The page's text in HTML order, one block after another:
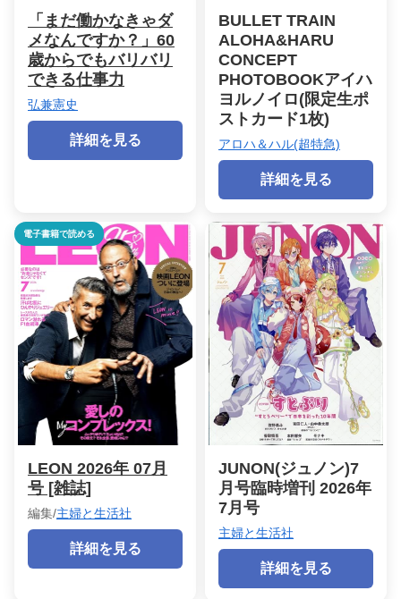
「まだ働かなきゃダ
メなんですか？」60
歳からでもバリバリ
できる仕事力
弘兼憲史
詳細を見る
BULLET TRAIN
ALOHA&HARU
CONCEPT
PHOTOBOOKアイハ
ヨルノイロ(限定生ポ
ストカード1枚)
アロハ＆ハル(超特急)
詳細を見る
電子書籍で読める
LEON 2026年 07月
号 [雑誌]
編集/主婦と生活社
詳細を見る
JUNON(ジュノン)7
月号臨時増刊 2026年
7月号
主婦と生活社
詳細を見る